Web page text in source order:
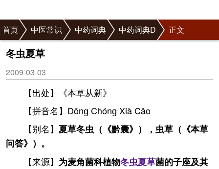
首页 中医常识 中药词典 中药词典D 正文
冬虫夏草
2009-03-03
【出处】《本草从新》
【拼音名】Dōnɡ Chónɡ Xià Cǎo
【别名】 夏草冬虫（《黔囊》），虫草（《本草
问答》）。
【来源】 为麦角菌科植物冬虫夏草菌的子座及其